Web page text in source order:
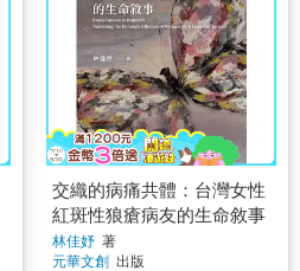
交織的病痛共體：台灣女性
紅斑性狼瘡病友的生命敘事
林佳妤 著
元華文創 出版